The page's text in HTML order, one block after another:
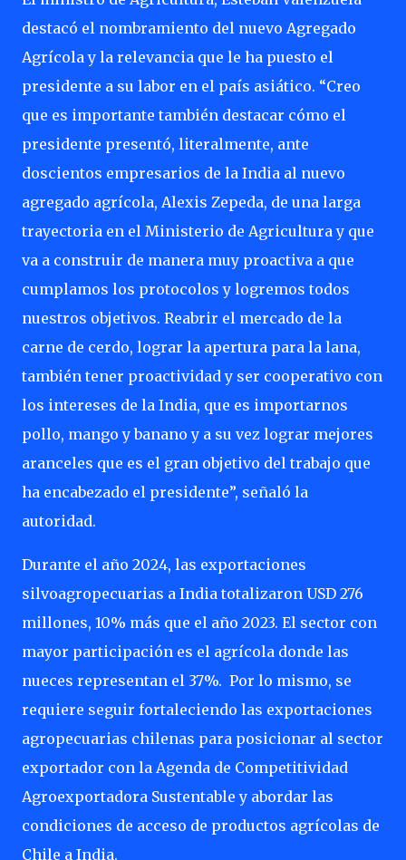
destacó el nombramiento del nuevo Agregado
Agrícola y la relevancia que le ha puesto el
presidente a su labor en el país asiático. “Creo
que es importante también destacar cómo el
presidente presentó, literalmente, ante
doscientos empresarios de la India al nuevo
agregado agrícola, Alexis Zepeda, de una larga
trayectoria en el Ministerio de Agricultura y que
va a construir de manera muy proactiva a que
cumplamos los protocolos y logremos todos
nuestros objetivos. Reabrir el mercado de la
carne de cerdo, lograr la apertura para la lana,
también tener proactividad y ser cooperativo con
los intereses de la India, que es importarnos
pollo, mango y banano y a su vez lograr mejores
aranceles que es el gran objetivo del trabajo que
ha encabezado el presidente”, señaló la
autoridad.
Durante el año 2024, las exportaciones
silvoagropecuarias a India totalizaron USD 276
millones, 10% más que el año 2023. El sector con
mayor participación es el agrícola donde las
nueces representan el 37%. Por lo mismo, se
requiere seguir fortaleciendo las exportaciones
agropecuarias chilenas para posicionar al sector
exportador con la Agenda de Competitividad
Agroexportadora Sustentable y abordar las
condiciones de acceso de productos agrícolas de
Chile a India.